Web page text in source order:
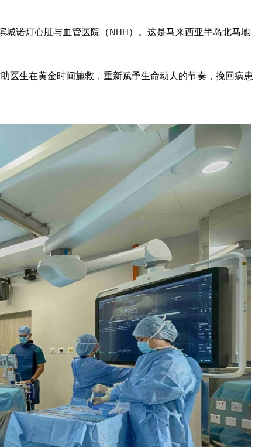
诺灯心脏与血管医院（NHH）。这是马来西亚半岛北马地
医生在黄金时间施救，重新赋予生命动人的节奏，挽回病患